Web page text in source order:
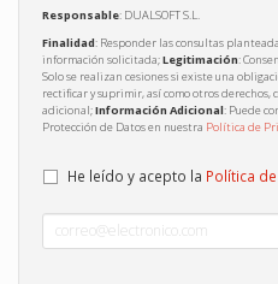
Responsable: DUALSOFT S.L.
Finalidad: Responder las consultas
información solicitada;Legitimación:
Solo se realizan cesiones si existe una
rectificar y suprimir, así como otros derechos,
adicional;Información Adicional: Puede
Protección de Datos en nuestra Política de
He leído y acepto la Política